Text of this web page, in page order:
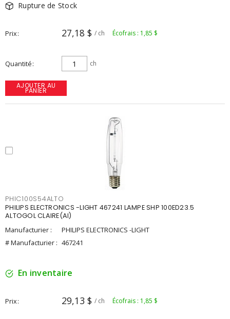
Rupture de Stock
Prix 27,18 $ / ch Écofrais : 1,85 $
Quantité ch
AJOUTER AU
PANIER
PHIC100S54ALTO
PHILIPS ELECTRONICS -LIGHT 467241 LAMPE SHP 100ED23.5
ALTOGOL CLAIRE(AI)
Manufacturier :
PHILIPS ELECTRONICS -LIGHT
# Manufacturier : 467241
En inventaire
Prix 29,13 $ / ch Écofrais : 1,85 $